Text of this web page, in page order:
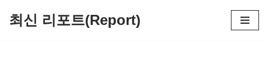
최신 리포트(Report)